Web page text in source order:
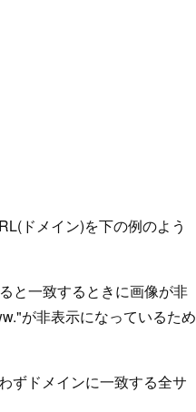
ドメイン)を下の例のよう
と一致するときに画像が非
が非表示になっているため
ずドメインに一致する全サ